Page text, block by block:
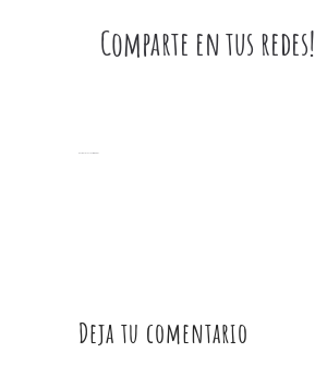
Comparte en tus redes!
Deja tu comentario